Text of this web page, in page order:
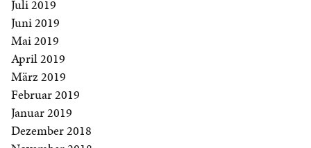
Juli 2019
Juni 2019
Mai 2019
April 2019
März 2019
Februar 2019
Januar 2019
Dezember 2018